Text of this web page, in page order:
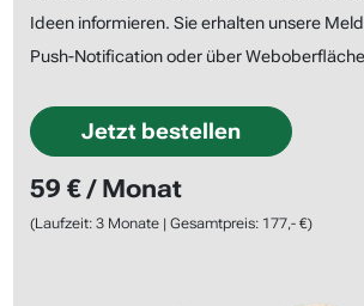
Ideen informieren. Sie erhalten unsere
Push-Notification oder über
Jetzt bestellen
59 € / Monat
(Laufzeit: 3 Monate | Gesamtpreis: 177,- €)